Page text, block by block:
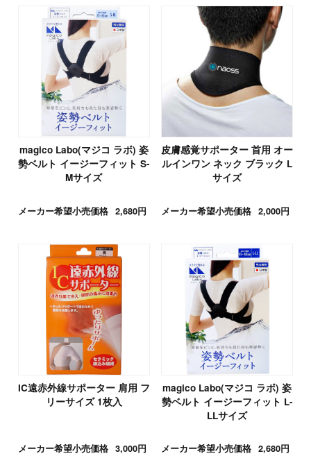
magico Labo(マジコ ラボ) 姿
勢ベルト イージーフィット S-
Mサイズ
メーカー希望小売価格 2,680円
皮膚感覚サポーター 首用 オー
ルインワン ネック ブラック L
サイズ
メーカー希望小売価格 2,000円
IC遠赤外線サポーター 肩用 フ
リーサイズ 1枚入
メーカー希望小売価格 3,000円
magico Labo(マジコ ラボ) 姿
勢ベルト イージーフィット L-
LLサイズ
メーカー希望小売価格 2,680円